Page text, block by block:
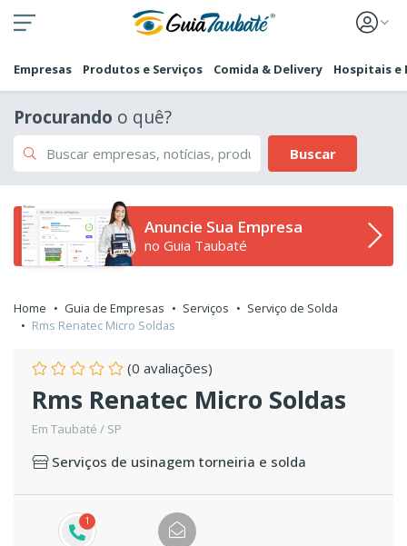
Empresas Produtos e Serviços Comida & Delivery Hospitais e
Procurando o quê?
Buscar
Anuncie Sua Empresa
no Guia Taubaté
Home Guia de Empresas Serviços
Serviço de Solda
Rms Renatec Micro Soldas
(0 avaliações)
Rms Renatec Micro Soldas
Em Taubaté / SP
Serviços de usinagem torneiria e solda
1